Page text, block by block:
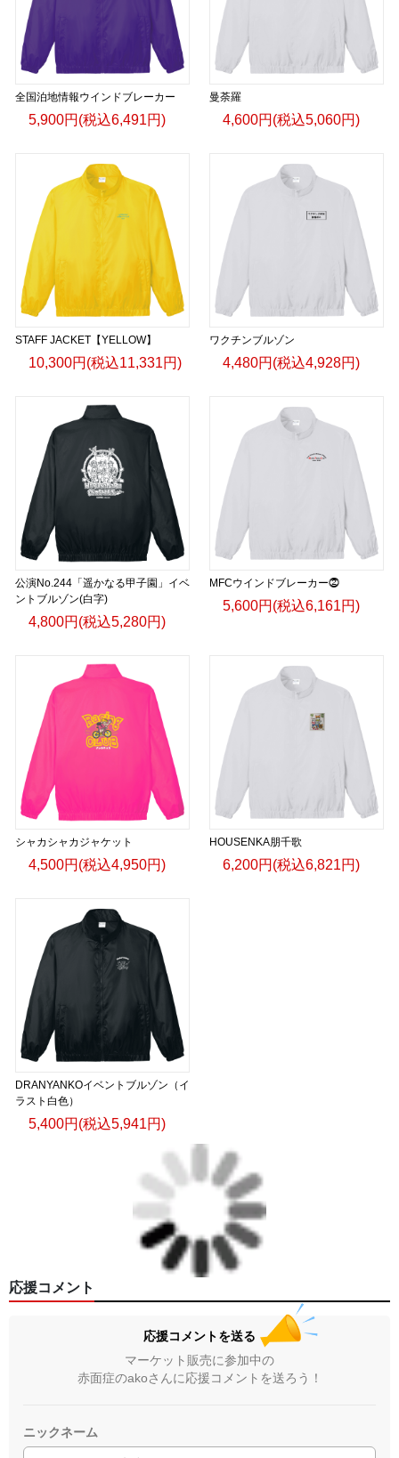
全国泊地情報ウインドブレーカー
5,900円(税込6,491円)
曼荼羅
4,600円(税込5,060円)
STAFF JACKET【YELLOW】
10,300円(税込11,331円)
ワクチンブルゾン
4,480円(税込4,928円)
公演No.244「遥かなる甲子園」イベ
ントブルゾン(白字)
4,800円(税込5,280円)
MFCウインドブレーカー⓶
5,600円(税込6,161円)
シャカシャカジャケット
4,500円(税込4,950円)
HOUSENKA朋千歌
6,200円(税込6,821円)
DRANYANKOイベントブルゾン（イ
ラスト白色）
5,400円(税込5,941円)
応援コメント
応援コメントを送る
マーケット販売に参加中の
赤面症のakoさんに応援コメントを送ろう！
ニックネーム